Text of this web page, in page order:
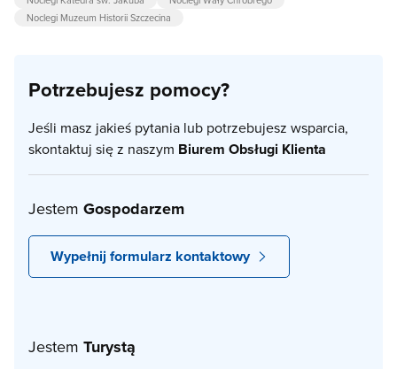
Noclegi Muzeum Historii Szczecina
Potrzebujesz pomocy?
Jeśli masz jakieś pytania lub potrzebujesz wsparcia,
skontaktuj się z naszym Biurem Obsługi Klienta
Jestem Gospodarzem
Wypełnij formularz kontaktowy
Jestem Turystą